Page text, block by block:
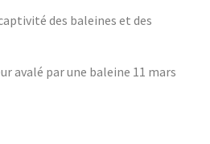
des baleines et des
avalé par une baleine 11 mars